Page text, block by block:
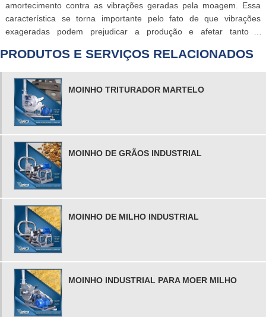
amortecimento contra as vibrações geradas pela moagem. Essa
característica se torna importante pelo fato de que vibrações
exageradas podem prejudicar a produção e afetar tanto a
triturador.
PRODUTOS E SERVIÇOS RELACIONADOS
MOINHO TRITURADOR MARTELO
MOINHO DE GRÃOS INDUSTRIAL
MOINHO DE MILHO INDUSTRIAL
MOINHO INDUSTRIAL PARA MOER MILHO